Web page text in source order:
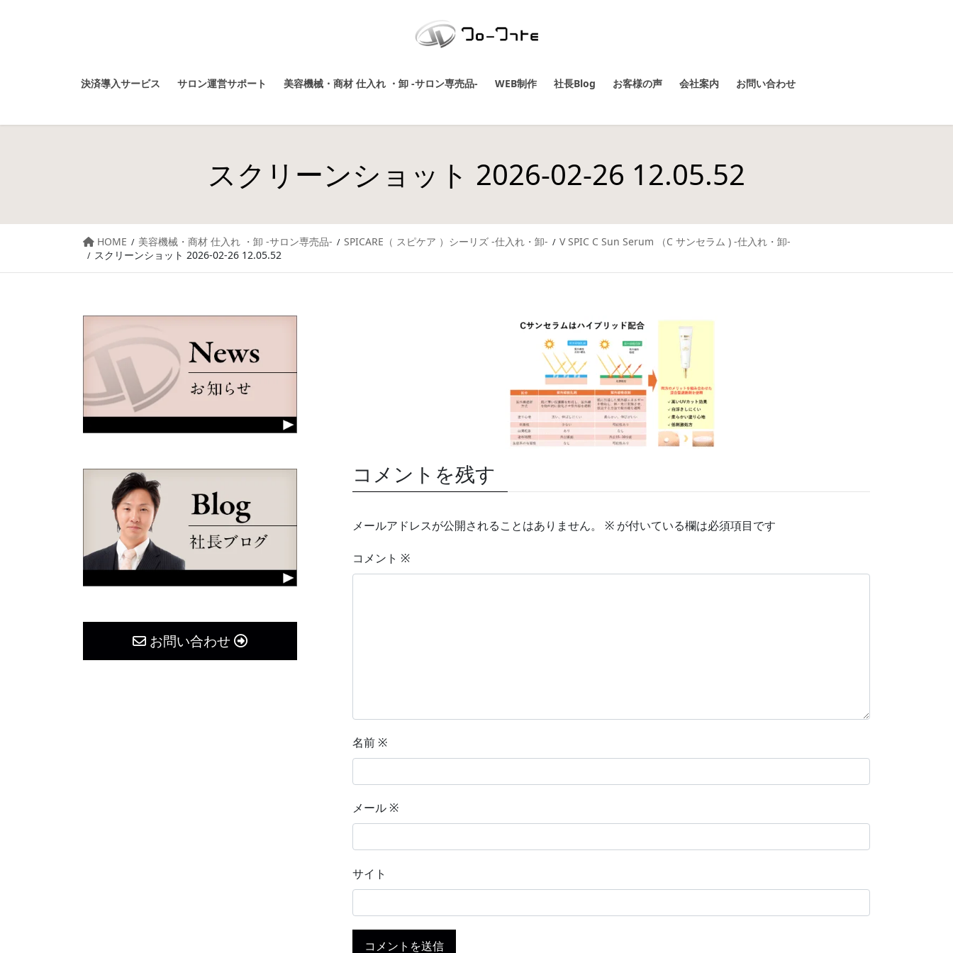
決済導入サービス サロン運営サポート 美容機械・商材 仕入れ ・卸 -サロン専売品- WEB制作 社長Blog お客様の声 会社案内 お問い合わせ
スクリーンショット 2026-02-26 12.05.52
HOME 美容機械・商材 仕入れ ・卸 -サロン専売品- SPICARE（ スピケア ）シーリズ -仕入れ・卸-
V SPIC C Sun Serum （C サンセラム ) -仕入れ・卸-
スクリーンショット 2026-02-26 12.05.52
コメントを残す
メールアドレスが公開されることはありません。 ※ が付いている欄は必須項目です
コメント ※
名前 ※
メール ※
サイト
お問い合わせ